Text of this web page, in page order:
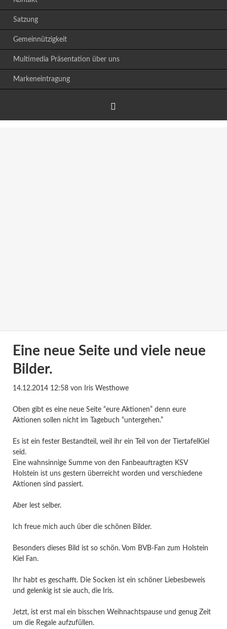
Satzung
Gemeinnützigkeit
Multimedia Präsentation über uns
Markeneintragung
Eine neue Seite und viele neue
Bilder.
14.12.2014 12:58von Iris Westhowe
Oben gibt es eine neue Seite “eure Aktionen” denn eure
Aktionen sollen nicht im Tagebuch “untergehen.”
Es ist ein fester Bestandteil, weil ihr ein Teil von der TiertafelKiel
seid.
Eine wahnsinnige Summe von den Fanbeauftragten KSV
Holstein ist uns gestern überreicht worden und verschiedene
Aktionen sind passiert.
Aber lest selber.
Ich freue mich auch über die schönen Bilder.
Besonders dieses Bild ist so schön. Vom BVB-Fan zum Holstein
Kiel Fan.
Ihr habt es geschafft. Die Socken ist ein schöner Liebesbeweis
und gelenkig ist sie auch, die Iris.
Jetzt, ist erst mal ein bisschen Weihnachtspause und genug Zeit
um die Regale aufzufüllen.